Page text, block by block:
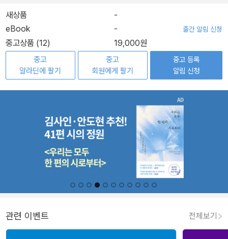
새상품
-
eBook
- 출간 알림 신청
중고상품 (12) 19,000원
중고
알라딘에 팔기
중고
회원에게 팔기
중고 등록
알림 신청
관련 이벤트 전체보기